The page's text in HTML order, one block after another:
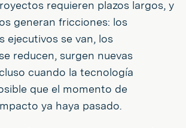
requieren plazos largos, y
generan fricciones: los
ejecutivos se van, los
reducen, surgen nuevas
cuando la tecnología
que el momento de
ya haya pasado.